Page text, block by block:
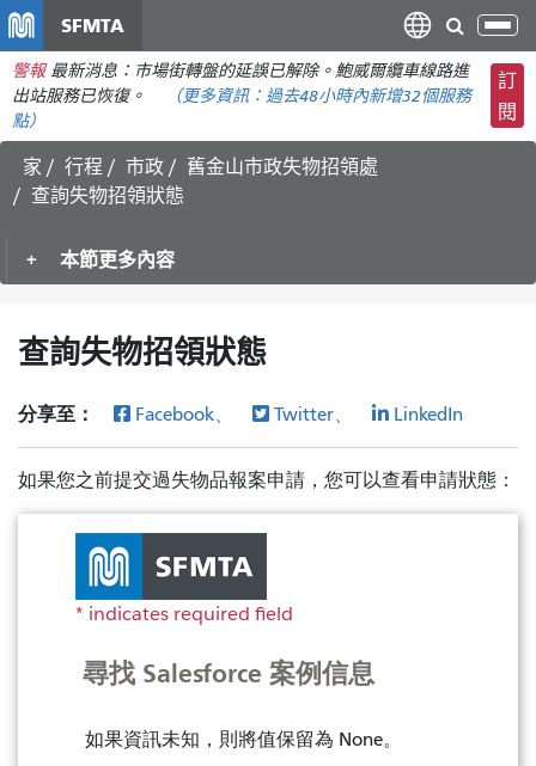
主
要
容
SFMTA
切
換
導
航
警報 最新消息：市場街轉盤的延誤已解除。鮑威爾纜車線路進
出站服務已恢復。
（更多資訊： 過去48小時內新增32個服務
點）
訂
閱
家 行程 市政
舊金山市政失物招領處
查詢失物招領狀態
本節更多內容
查詢失物招領狀態
分享至： Facebook、 Twitter、 LinkedIn
如果您之前提交過失物品報案申請，您可以查看申請狀態：
尋找 Salesforce 案例信息
如果資訊未知，則將值保留為 None。